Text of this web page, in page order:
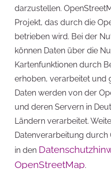
darzustellen.
Projekt, das durch die
betrieben wird. Bei der
können Daten über die
Kartenfunktionen durch
erhoben, verarbeitet und
Daten werden von der
und deren Servern in
Ländern verarbeitet.
Datenverarbeitung durch
in den
OpenStreetMap.